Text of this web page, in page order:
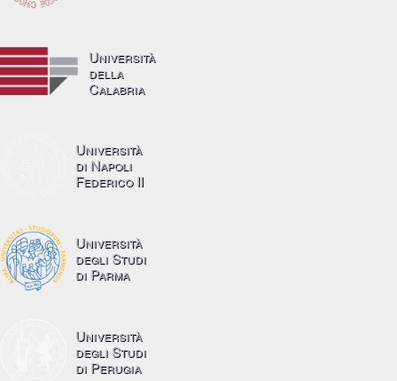
Università
della
Calabria
Università
di Napoli
Federico II
Università
degli Studi
di Parma
Università
degli Studi
di Perugia